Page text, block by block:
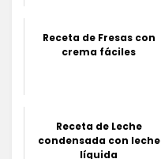
Receta de Fresas con
crema fáciles
Receta de Leche
condensada con leche
líquida